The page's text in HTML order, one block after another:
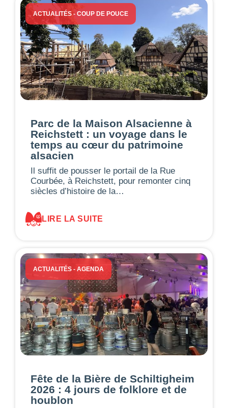
ACTUALITÉS- COUP DE POUCE
Parc de la Maison Alsacienne à
Reichstett : un voyage dans le
temps au cœur du patrimoine
alsacien
Il suffit de pousser le portail de la Rue
Courbée, à Reichstett, pour remonter cinq
siècles d’histoire de la…
LIRE LA SUITE
ACTUALITÉS - AGENDA
Fête de la Bière de Schiltigheim
2026 : 4 jours de folklore et de
houblon